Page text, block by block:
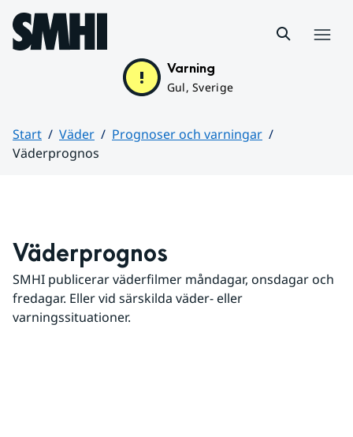
Hoppa till sidans innehåll
Varning
Gul, Sverige
Start Väder
Prognoser och varningar
Väderprognos
Väderprognos
SMHI publicerar väderfilmer måndagar, onsdagar och
fredagar. Eller vid särskilda väder- eller
varningssituationer.